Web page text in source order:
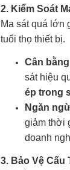
2. Kiểm Soát
Ma sát quá lớn
tuổi thọ thiết bị.
Cân
sát hiệu
ép trong
Ngăn
giảm thời
doanh
3. Bảo Vệ